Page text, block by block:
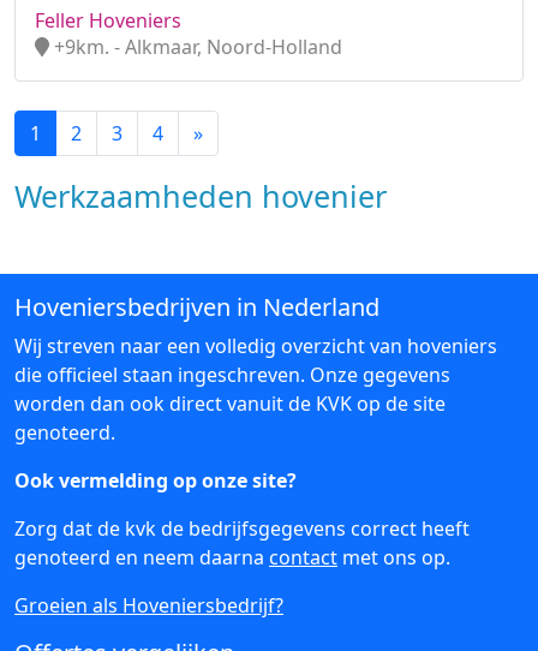
Feller Hoveniers
+9km. - Alkmaar, Noord-Holland
1 2 3 4 »
Werkzaamheden hovenier
Hoveniersbedrijven in Nederland
Wij streven naar een volledig overzicht van hoveniers
die officieel staan ingeschreven. Onze gegevens
worden dan ook direct vanuit de KVK op de site
genoteerd.
Ook vermelding op onze site?
Zorg dat de kvk de bedrijfsgegevens correct heeft
genoteerd en neem daarna contact met ons op.
Groeien als Hoveniersbedrijf?